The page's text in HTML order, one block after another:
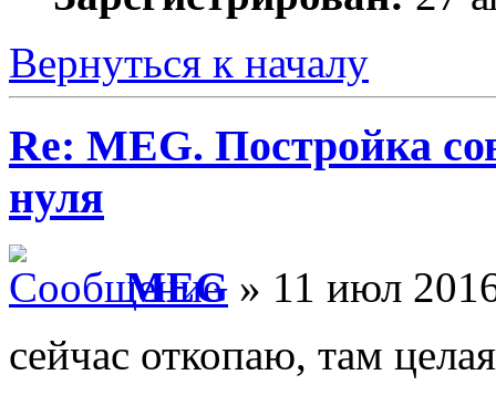
Вернуться к началу
Re: MEG. Постройка
нуля
MEG » 11 июл
сейчас откопаю, там